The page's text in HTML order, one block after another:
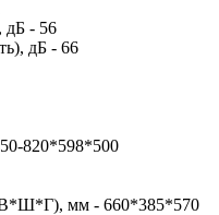
дБ - 56
дБ - 66
820*598*500
мм - 660*385*570